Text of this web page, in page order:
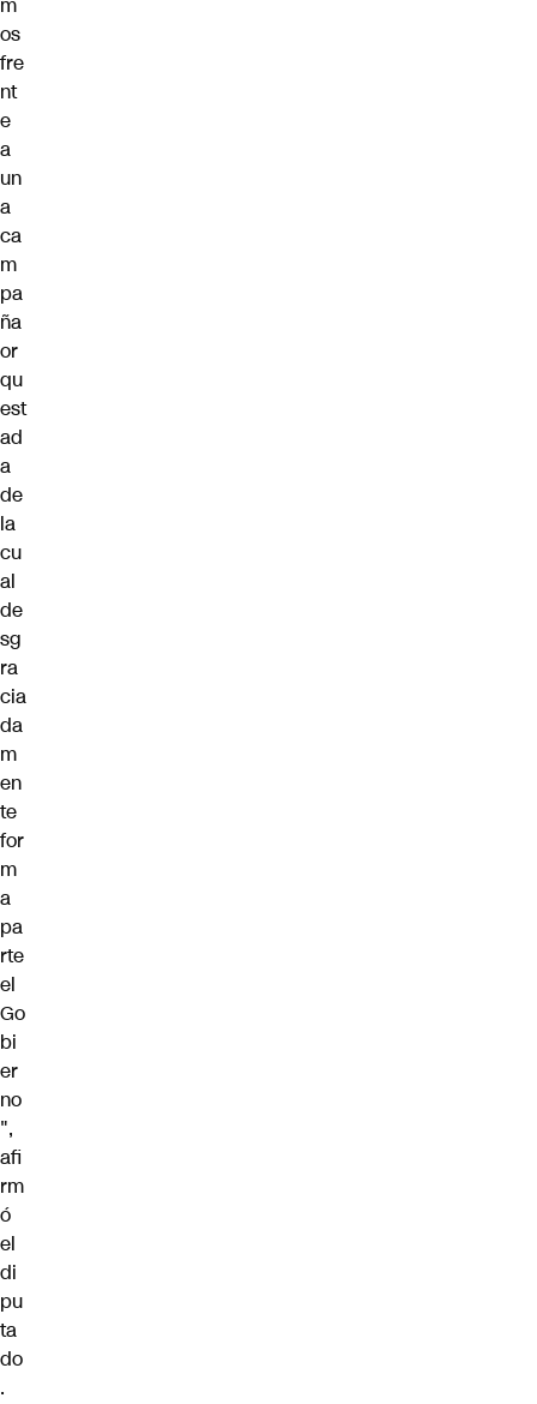
m
os
fre
nt
e
a
un
a
ca
m
pa
ña
or
qu
est
ad
a
de
la
cu
al
de
sg
ra
cia
da
m
en
te
for
m
a
pa
rte
el
Go
bi
er
no
",
afi
rm
ó
el
di
pu
ta
do
.